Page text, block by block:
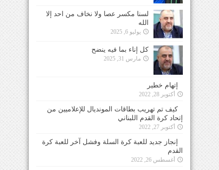
لسنا مكسر عصا ولا نخاف من احد إلا
الله
يوليو 6, 2025
كل إناء بما فيه ينضح
مارس 31, 2025
إتهام خطير
أكتوبر 28, 2022
كيف تم تهريب بطاقات المونديال للإعلاميين من
إتحاد كرة القدم اللبناني
أكتوبر 27, 2022
إنجاز جديد للعبة كرة السلة وفشل آخر للعبة كرة
القدم
أغسطس 26, 2022